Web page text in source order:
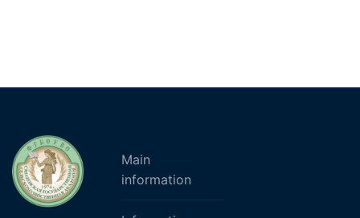
Main
information